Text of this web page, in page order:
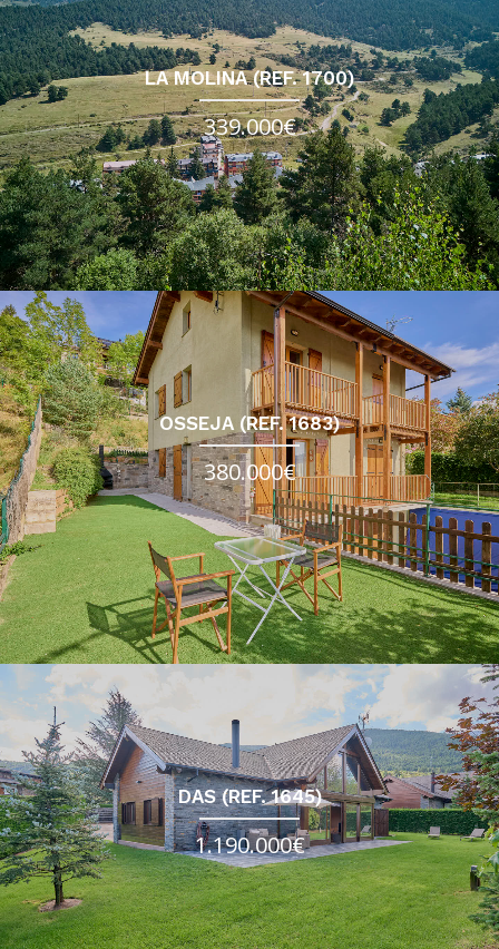
LA MOLINA (REF. 1700)
339.000€
OSSEJA (REF. 1683)
380.000€
DAS (REF. 1645)
1.190.000€